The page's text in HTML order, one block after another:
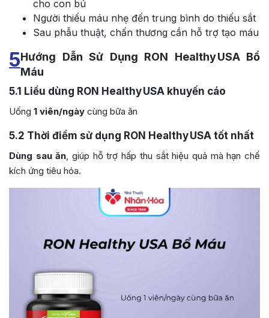
cho con bú
Người thiếu máu nhẹ đến trung bình do thiếu sắt
Sau phẫu thuật, chấn thương cần hỗ trợ tạo máu
5Hướng Dẫn Sử Dụng RON Healthy USA Bổ
Máu
5.1 Liều dùng RON Healthy USA khuyến cáo
Uống 1 viên/ngày cùng bữa ăn
5.2 Thời điểm sử dụng RON Healthy USA tốt nhất
Dùng sau ăn, giúp hỗ trợ hấp thu sắt hiệu quả mà hạn chế
kích ứng tiêu hóa.